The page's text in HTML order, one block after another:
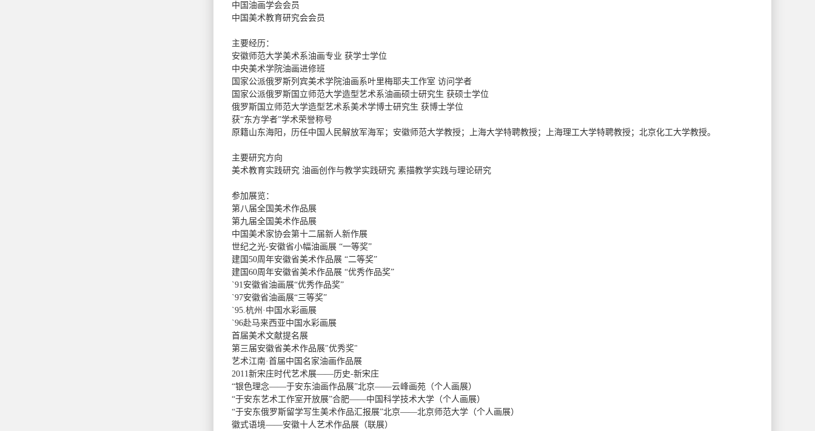
中国油画学会会员
中国美术教育研究会会员
主要经历：
安徽师范大学美术系油画专业 获学士学位
中央美术学院油画进修班
国家公派俄罗斯列宾美术学院油画系叶里梅耶夫工作室 访问学者
国家公派俄罗斯国立师范大学造型艺术系油画硕士研究生 获硕士学位
俄罗斯国立师范大学造型艺术系美术学博士研究生 获博士学位
获“东方学者”学术荣誉称号
原籍山东海阳，历任中国人民解放军海军；安徽师范大学教授；上海大学特聘教授；上海理工大学特聘教授；北京化工大学教授。
主要研究方向
美术教育实践研究 油画创作与教学实践研究 素描教学实践与理论研究
参加展览：
第八届全国美术作品展
第九届全国美术作品展
中国美术家协会第十二届新人新作展
世纪之光-安徽省小幅油画展 “一等奖”
建国50周年安徽省美术作品展 “二等奖”
建国60周年安徽省美术作品展 “优秀作品奖”
`91安徽省油画展“优秀作品奖”
`97安徽省油画展“三等奖”
`95.杭州·中国水彩画展
`96赴马来西亚中国水彩画展
首届美术文献提名展
第三届安徽省美术作品展"优秀奖"
艺术江南·首届中国名家油画作品展
2011新宋庄时代艺术展——历史-新宋庄
“银色理念——于安东油画作品展”北京——云峰画苑（个人画展）
“于安东艺术工作室开放展”合肥——中国科学技术大学（个人画展）
“于安东俄罗斯留学写生美术作品汇报展”北京——北京师范大学（个人画展）
徽式语境——安徽十人艺术作品展（联展）